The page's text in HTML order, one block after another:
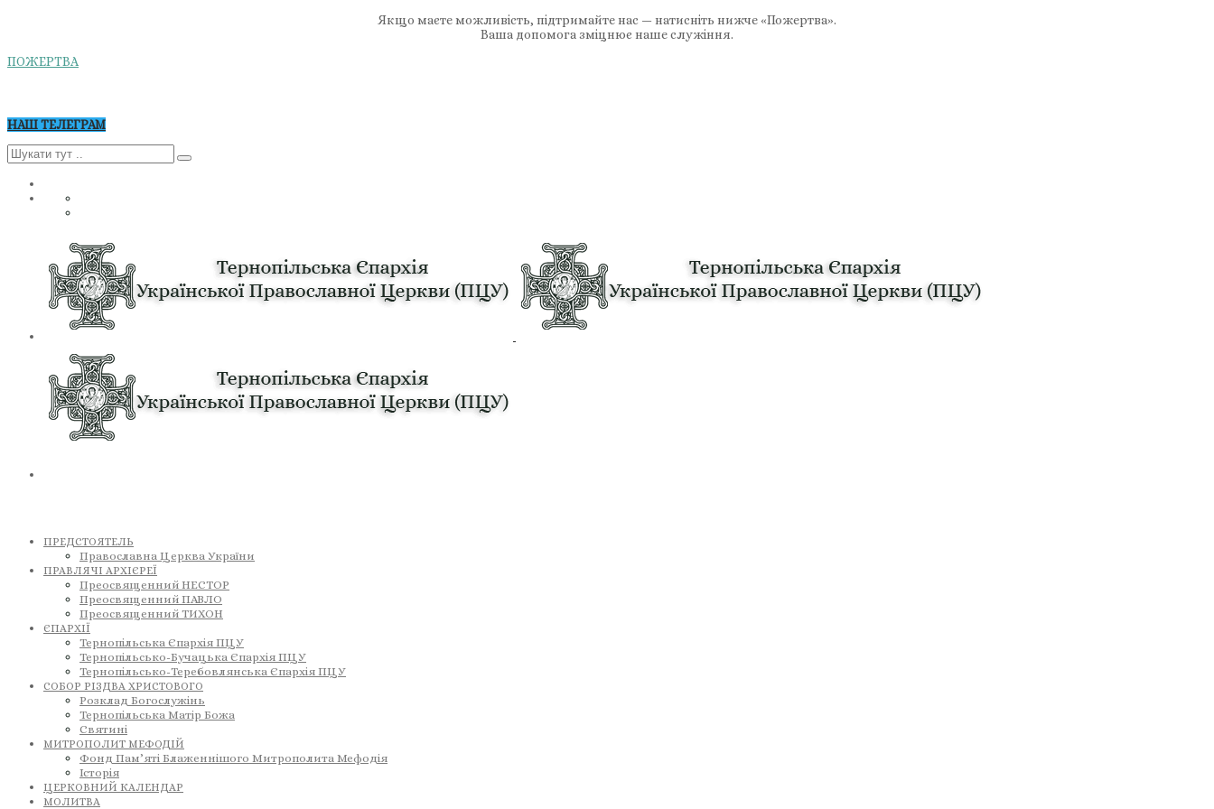
Якщо маєте можливість, підтримайте нас — натисніть нижче «Пожертва».
Ваша допомога зміцнює наше служіння.
ПОЖЕРТВА
НАШ ТЕЛЕГРАМ
ПРЕДСТОЯТЕЛЬ
Православна Церква України
ПРАВЛЯЧІ АРХІЄРЕЇ
Преосвященний НЕСТОР
Преосвященний ПАВЛО
Преосвященний ТИХОН
ЄПАРХІЇ
Тернопільська Єпархія ПЦУ
Тернопільсько-Бучацька Єпархія ПЦУ
Тернопільсько-Теребовлянська Єпархія ПЦУ
СОБОР РІЗДВА ХРИСТОВОГО
Розклад Богослужінь
Тернопільська Матір Божа
Святині
МИТРОПОЛИТ МЕФОДІЙ
Фонд Пам’яті Блаженнішого Митрополита Мефодія
Історія
ЦЕРКОВНИЙ КАЛЕНДАР
МОЛИТВА